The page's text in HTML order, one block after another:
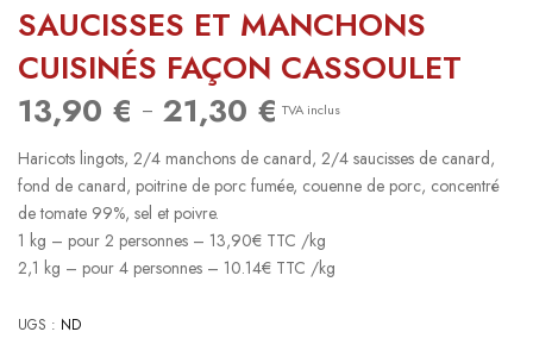
SAUCISSES ET MANCHONS
CUISINÉS FAÇON CASSOULET
13,90 € – 21,30 € Plage
13,90 €
à
TVA inclus
Haricots lingots, 2/4 manchons de canard, 2/4 saucisses de canard,
fond de canard, poitrine de porc fumée, couenne de porc, concentré
de tomate 99%, sel et poivre.
1 kg – pour 2 personnes – 13,90€ TTC /kg
2,1 kg – pour 4 personnes – 10.14€ TTC /kg
UGS : ND